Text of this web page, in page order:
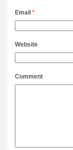
Email *
Website
Comment